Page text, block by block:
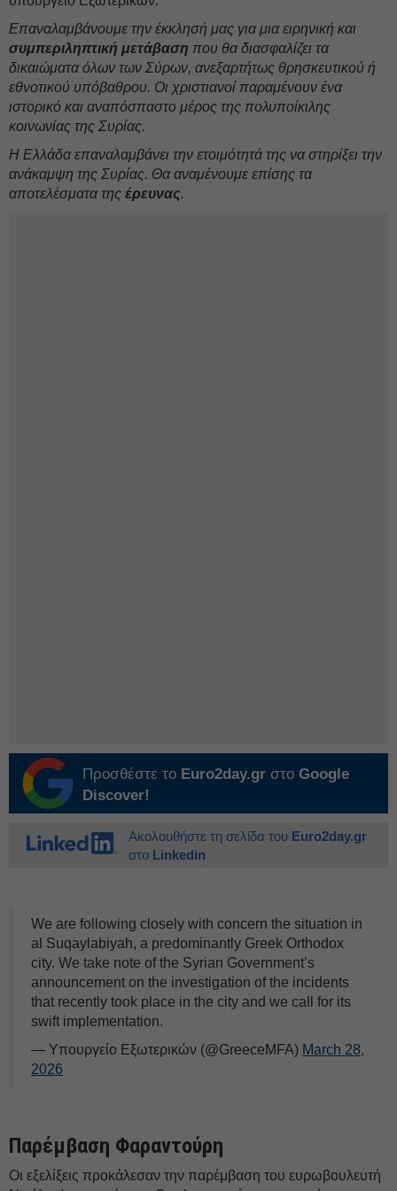
Επαναλαμβάνουμε την έκκλησή μας για μια ειρηνική και
συμπεριληπτική μετάβαση που θα διασφαλίζει τα
δικαιώματα όλων των Σύρων, ανεξαρτήτως θρησκευτικού ή
εθνοτικού υπόβαθρου. Οι χριστιανοί παραμένουν ένα
ιστορικό και αναπόσπαστο μέρος της πολυποίκιλης
κοινωνίας της Συρίας.
Η Ελλάδα επαναλαμβάνει την ετοιμότητά της να στηρίξει την
ανάκαμψη της Συρίας. Θα αναμένουμε επίσης τα
αποτελέσματα της έρευνας.
Προσθέστε το Euro2day.gr στο Google
Discover!
Ακολουθήστε τη σελίδα του Euro2day.gr
στο Linkedin
We are following closely with concern the situation in
al Suqaylabiyah, a predominantly Greek Orthodox
city. We take note of the Syrian Government’s
announcement on the investigation of the incidents
that recently took place in the city and we call for its
swift implementation.
— Υπουργείο Εξωτερικών (@GreeceMFA) March 28,
2026
Παρέμβαση Φαραντούρη
Οι εξελίξεις προκάλεσαν την παρέμβαση του ευρωβουλευτή